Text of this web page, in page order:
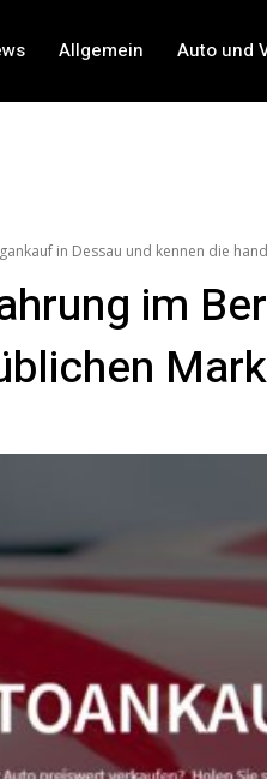
Allgemein Auto und
in Dessau und kennen die
im